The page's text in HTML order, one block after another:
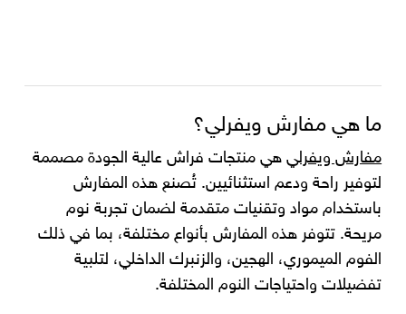
ما هي مفارش ويفرلي؟
مفارش ويفرليهي منتجات فراش عالية الجودة مصممة
لتوفير راحة ودعم استثنائيين. تُصنع هذه المفارش
باستخدام مواد وتقنيات متقدمة لضمان تجربة نوم
مريحة. تتوفر هذه المفارش بأنواع مختلفة، بما في ذلك
الفوم الميموري، الهجين، والزنبرك الداخلي، لتلبية
تفضيلات واحتياجات النوم المختلفة.